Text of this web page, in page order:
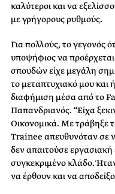
καλύτεροι και να
με γρήγορους ρυθμούς.
Για πολλούς, το γεγονός
υποψήφιος να
σπουδών είχε μεγάλη
το μεταπτυχιακό μου και
διαφήμιση μέσα από το
Παπανδριανός. “Είχα
Οικονομικά. Με τράβηξε
Trainee απευθυνόταν σε
δεν απαιτούσε εργασιακή
συγκεκριμένο κλάδο.
να έρθουν και να